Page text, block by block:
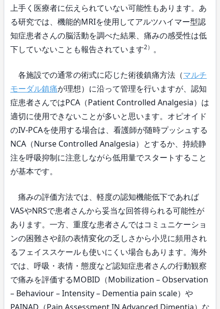
上手く医療者に伝えられていない可能性もあります。あ
る研究では、機能的MRIを使用してアルツハイマー型認
知症患者さんの脳活動を調べた結果、痛みの感受性は低
下していないことも報告されています2） 。
各施設での通常の術式に応じた術後鎮痛方法（マルチ
モーダル鎮痛が理想）に沿って管理を行いますが、認知
症患者さんではPCA（Patient Controlled Analgesia）は
適切に使用できないことが多いと思います。オピオイド
のIV-PCAを使用する場合は、看護師が随時プッシュする
NCA（Nurse Controlled Analgesia）とするか、持続静
注を呼吸抑制に注意しながら低用量でスタートすること
が基本です。
痛みの評価方法では、軽度の認知機能低下であれば
VASやNRSで患者さんから妥当な回答得られる可能性が
あります。一方、重度な患者さんではコミュニケーショ
ンの困難さや顔の表情変化の乏しさから小児に頻用され
るフェイススケールも使いにくい場合もあります。海外
では、呼吸・表情・態度など認知症患者さんの行動観察
で痛みを評価するMOBID（Mobilization – Observation
– Behaviour – Intensity – Dementia pain scale）や